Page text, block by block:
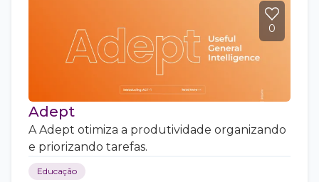
0
Adept
A Adept otimiza a produtividade organizando
e priorizando tarefas.
Educação